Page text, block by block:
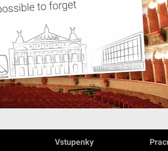
Vstupenky